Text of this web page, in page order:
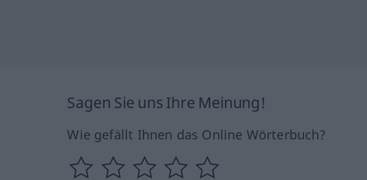
Sagen Sie uns Ihre Meinung!
Wie gefällt Ihnen das Online Wörterbuch?